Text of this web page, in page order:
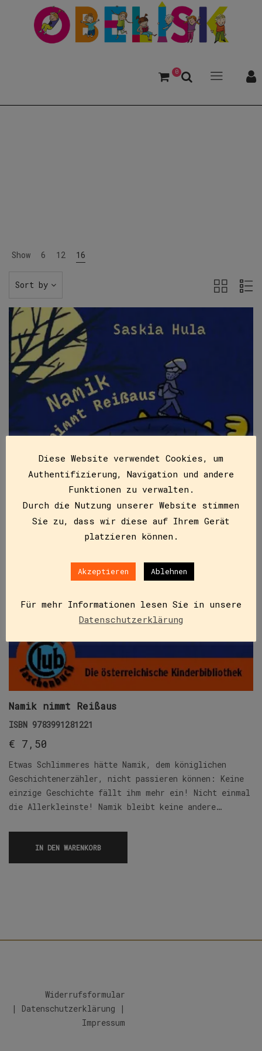
0
Show 6 12 16
Sort by
Namik nimmt Reißaus
ISBN 9783991281221
€ 7,50
Etwas Schlimmeres hätte Namik, dem königlichen
Geschichtenerzähler, nicht passieren können: Keine
einzige Geschichte fällt ihm mehr ein! Nicht einmal
die Allerkleinste! Namik bleibt keine andere…
IN DEN WARENKORB
Widerrufsformular
| Datenschutzerklärung |
Impressum
Diese Website verwendet Cookies, um
Authentifizierung, Navigation und andere
Funktionen zu verwalten.
Durch die Nutzung unserer Website stimmen
Sie zu, dass wir diese auf Ihrem Gerät
platzieren können.
Akzeptieren Ablehnen
Für mehr Informationen lesen Sie in unsere
Datenschutzerklärung